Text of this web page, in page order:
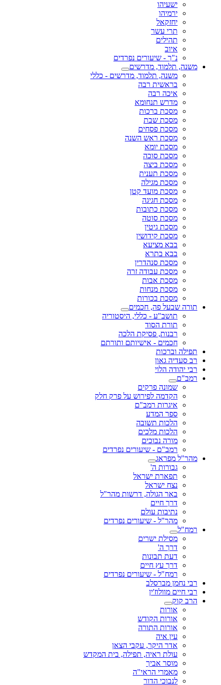
ישעיהו
ירמיהו
יחזקאל
תרי עשר
תהילים
איוב
נ"ך - שיעורים נפרדים
משנה, תלמוד, מדרשים
משנה, תלמוד, מדרשים - כללי
בראשית רבה
איכה רבה
מדרש תנחומא
מסכת ברכות
מסכת שבת
מסכת פסחים
מסכת ראש השנה
מסכת יומא
מסכת סוכה
מסכת ביצה
מסכת תענית
מסכת מגילה
מסכת מועד קטן
מסכת חגיגה
מסכת כתובות
מסכת סוטה
מסכת גיטין
מסכת קידושין
בבא מציעא
בבא בתרא
מסכת סנהדרין
מסכת עבודה זרה
מסכת אבות
מסכת מנחות
מסכת בכורות
תורה שבעל פה, חכמים
תושב"ע - כללי, היסטוריה
תורת הסוד
רבנות, פסיקת הלכה
חכמים - אישיותם ותורתם
תפילה וברכות
רב סעדיה גאון
רבי יהודה הלוי
רמב"ם
שמונה פרקים
הקדמה לפירוש על פרק חלק
איגרות רמב"ם
ספר המדע
הלכות תשובה
הלכות מלכים
מורה נבוכים
רמב"ם - שיעורים נפרדים
מהר"ל מפראג
גבורות ה'
תפארת ישראל
נצח ישראל
באר הגולה, דרשות מהר"ל
דרך חיים
נתיבות עולם
מהר"ל - שיעורים נפרדים
רמח"ל
מסילת ישרים
דרך ה'
דעת תבונות
דרך עץ חיים
רמח"ל - שיעורים נפרדים
רבי נחמן מברסלב
רבי חיים מוולוז'ין
הרב קוק
אורות
אורות הקודש
אורות התורה
עין איה
אדר היקר, עקבי הצאן
עולת ראיה, תפילה, בית המקדש
מוסר אביך
מאמרי הראי"ה
לנבוכי הדור